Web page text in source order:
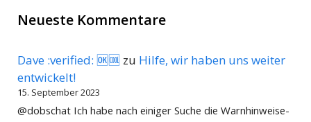
Neueste Kommentare
Dave :verified: 🆗🆒 zu Hilfe, wir haben uns weiter
entwickelt!
15. September 2023
@dobschat Ich habe nach einiger Suche die Warnhinweise-